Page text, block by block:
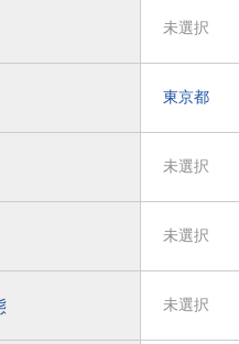
未選択
東京都
未選択
未選択
未選択